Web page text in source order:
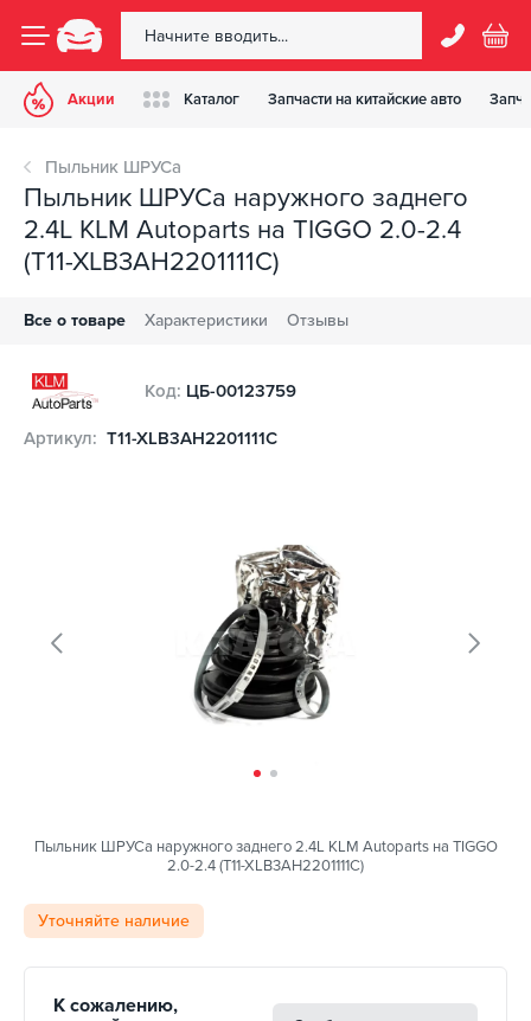
Акции Каталог Запчасти на китайские авто
Пыльник ШРУСа
Пыльник ШРУСа наружного заднего
2.4L KLM Autoparts на TIGGO 2.0-2.4
(T11-XLB3AH2201111C)
Все о товаре Характеристики Отзывы
Код: ЦБ-00123759
Артикул: T11-XLB3AH2201111C
Пыльник ШРУСа наружного заднего 2.4L KLM Autoparts на TIGGO
2.0-2.4 (T11-XLB3AH2201111C)
Уточняйте наличие
К сожалению,